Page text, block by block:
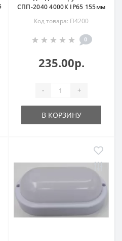
СПП-2040 4000К IP65 155мм
Код товара: П4200
0
235.00р.
- +
В КОРЗИНУ